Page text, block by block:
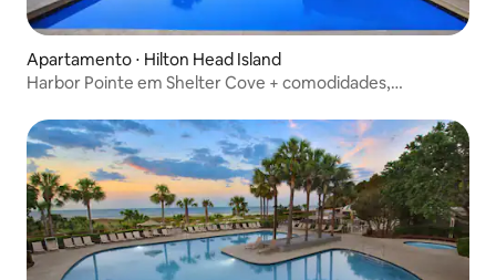
Apartamento ⋅ Hilton Head Island
Harbor Pointe em Shelter Cove + comodidades,